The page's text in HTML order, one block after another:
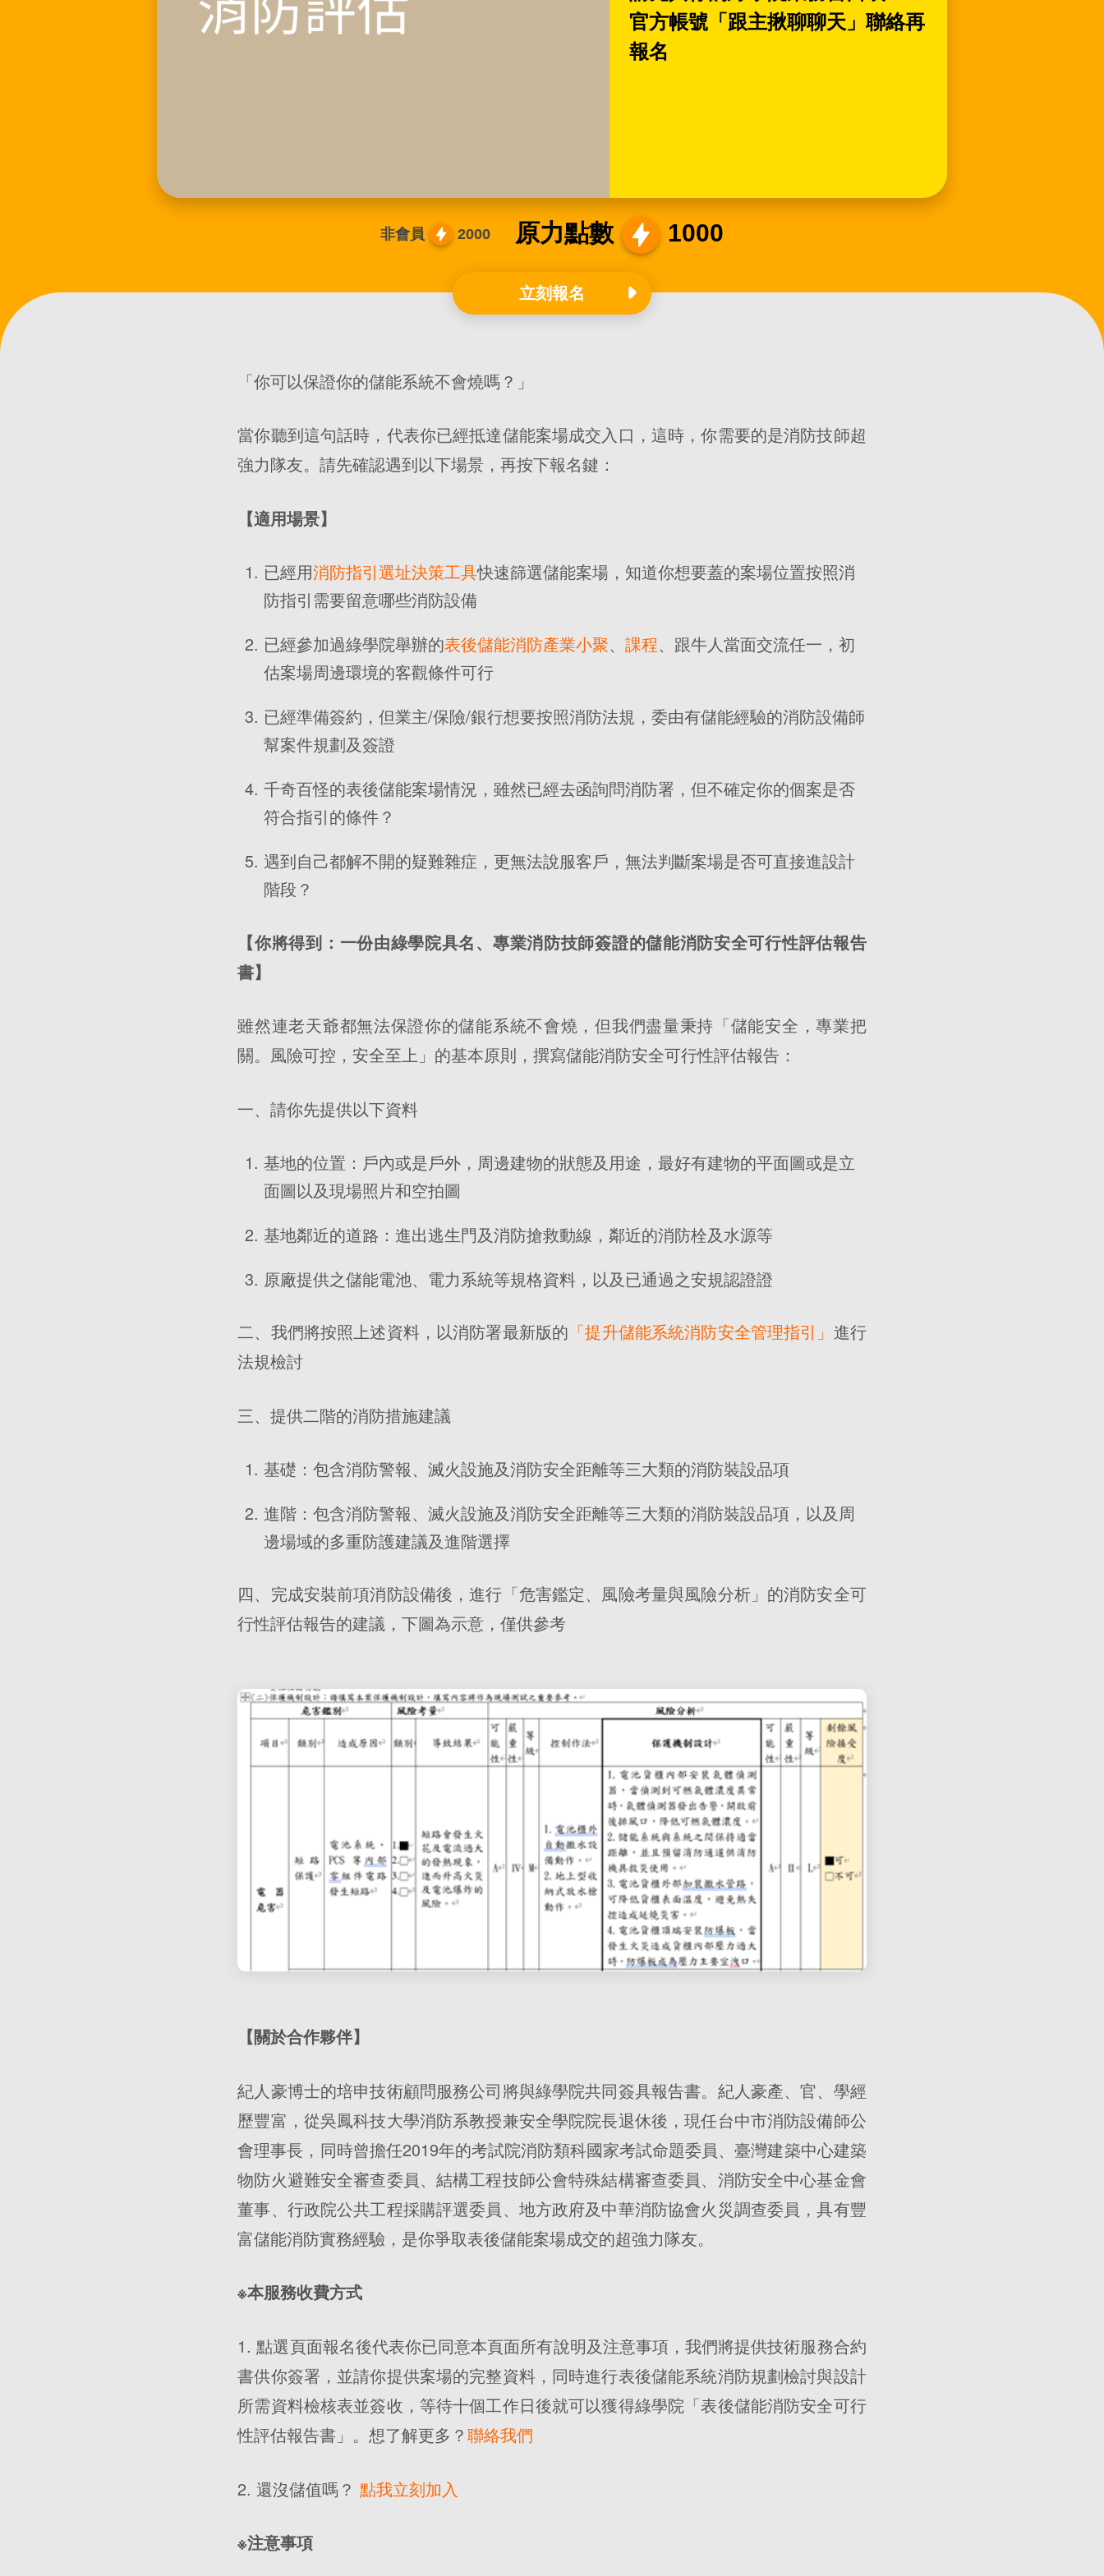
官方帳號「跟主揪聊聊天」聯絡再
報名
非會員 2000 原力點數 1000
立刻報名
「你可以保證你的儲能系統不會燒嗎？」
當你聽到這句話時，代表你已經抵達儲能案場成交入口，這時，你需要的是消防技師超
強力隊友。請先確認遇到以下場景，再按下報名鍵：
【適用場景】
已經用消防指引選址決策工具快速篩選儲能案場，知道你想要蓋的案場位置按照消
防指引需要留意哪些消防設備
已經參加過綠學院舉辦的表後儲能消防產業小聚、課程、跟牛人當面交流任一，初
估案場周邊環境的客觀條件可行
已經準備簽約，但業主/保險/銀行想要按照消防法規，委由有儲能經驗的消防設備師
幫案件規劃及簽證
千奇百怪的表後儲能案場情況，雖然已經去函詢問消防署，但不確定你的個案是否
符合指引的條件？
遇到自己都解不開的疑難雜症，更無法說服客戶，無法判斷案場是否可直接進設計
階段？
【你將得到：一份由綠學院具名、專業消防技師簽證的儲能消防安全可行性評估報告
書】
雖然連老天爺都無法保證你的儲能系統不會燒，但我們盡量秉持「儲能安全，專業把
關。風險可控，安全至上」的基本原則，撰寫儲能消防安全可行性評估報告：
一、請你先提供以下資料
基地的位置：戶內或是戶外，周邊建物的狀態及用途，最好有建物的平面圖或是立
面圖以及現場照片和空拍圖
基地鄰近的道路：進出逃生門及消防搶救動線，鄰近的消防栓及水源等
原廠提供之儲能電池、電力系統等規格資料，以及已通過之安規認證證
二、我們將按照上述資料，以消防署最新版的 「提升儲能系統消防安全管理指引」 進行
法規檢討
三、提供二階的消防措施建議
基礎：包含消防警報、滅火設施及消防安全距離等三大類的消防裝設品項
進階：包含消防警報、滅火設施及消防安全距離等三大類的消防裝設品項，以及周
邊場域的多重防護建議及進階選擇
四、完成安裝前項消防設備後，進行「危害鑑定、風險考量與風險分析」的消防安全可
行性評估報告的建議，下圖為示意，僅供參考
【關於合作夥伴】
紀人豪博士的培申技術顧問服務公司將與綠學院共同簽具報告書。紀人豪產、官、學經
歷豐富，從吳鳳科技大學消防系教授兼安全學院院長退休後，現任台中市消防設備師公
會理事長，同時曾擔任2019年的考試院消防類科國家考試命題委員、臺灣建築中心建築
物防火避難安全審查委員、結構工程技師公會特殊結構審查委員、消防安全中心基金會
董事、行政院公共工程採購評選委員、地方政府及中華消防協會火災調查委員，具有豐
富儲能消防實務經驗，是你爭取表後儲能案場成交的超強力隊友。
※本服務收費方式
1. 點選頁面報名後代表你已同意本頁面所有說明及注意事項，我們將提供技術服務合約
書供你簽署，並請你提供案場的完整資料，同時進行表後儲能系統消防規劃檢討與設計
所需資料檢核表並簽收，等待十個工作日後就可以獲得綠學院「表後儲能消防安全可行
性評估報告書」。想了解更多？聯絡我們
2. 還沒儲值嗎？ 點我立刻加入
※注意事項